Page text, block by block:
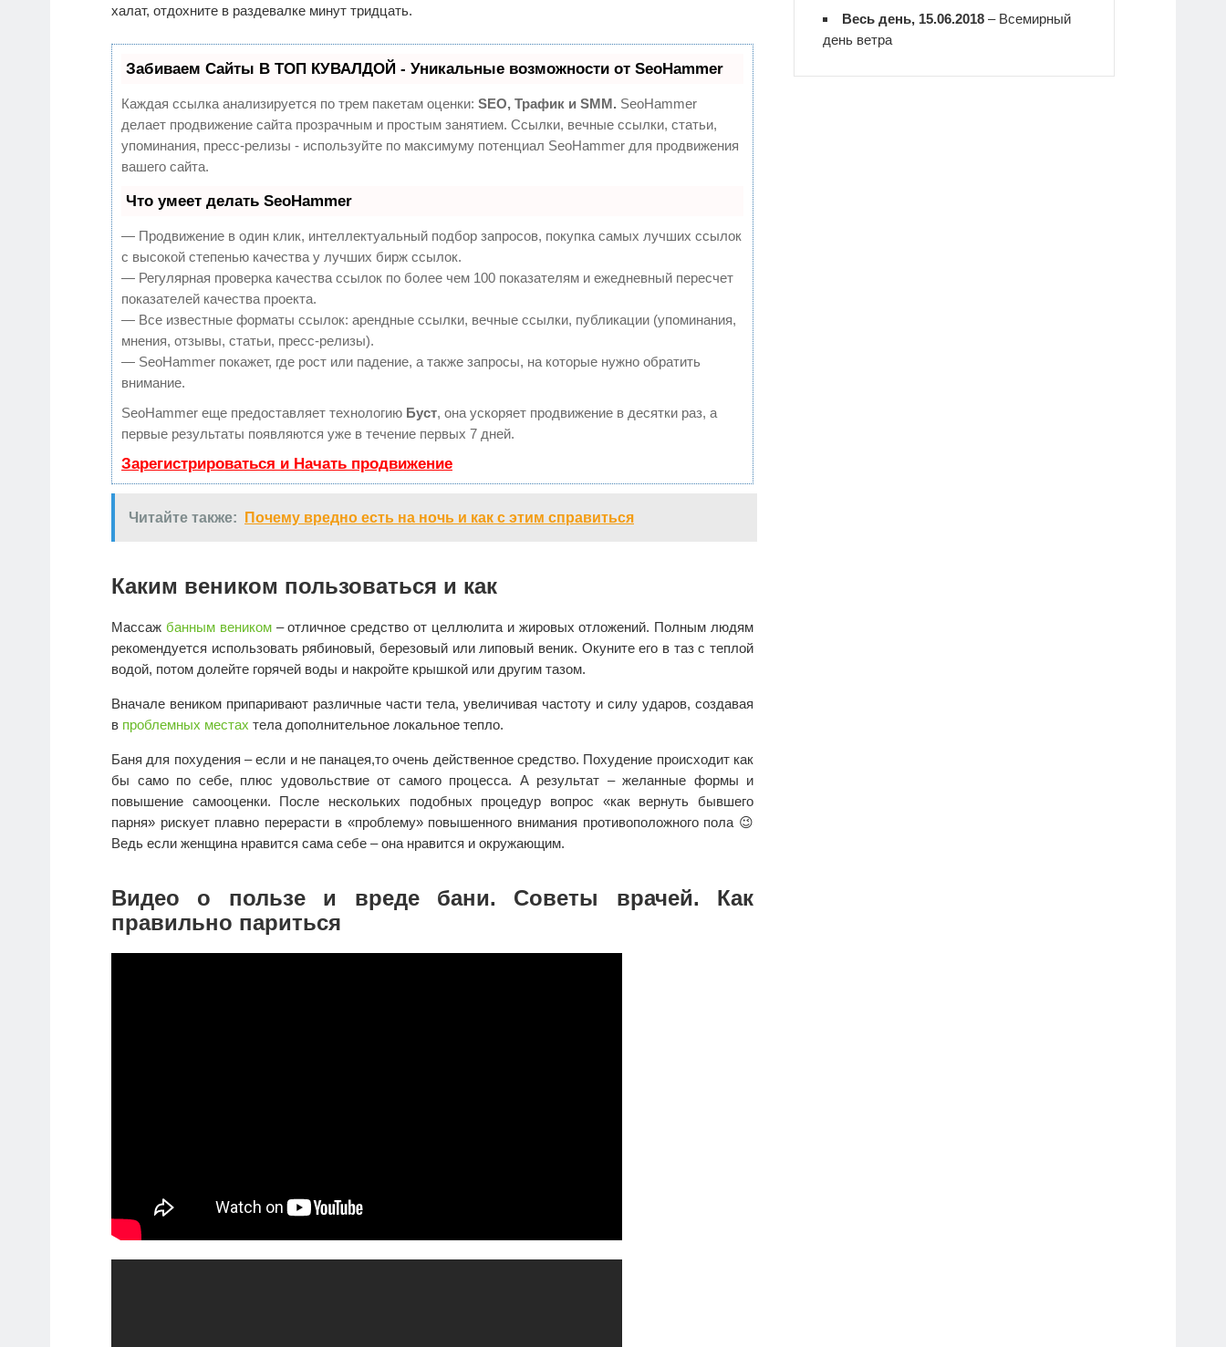
халат, отдохните в раздевалке минут тридцать.
Забиваем Сайты В ТОП КУВАЛДОЙ - Уникальные возможности от SeoHammer
Каждая ссылка анализируется по трем пакетам оценки: SEO, Трафик и SMM. SeoHammer
делает продвижение сайта прозрачным и простым занятием. Ссылки, вечные ссылки, статьи,
упоминания, пресс-релизы - используйте по максимуму потенциал SeoHammer для продвижения
вашего сайта.
Что умеет делать SeoHammer
— Продвижение в один клик, интеллектуальный подбор запросов, покупка самых лучших ссылок
с высокой степенью качества у лучших бирж ссылок.
— Регулярная проверка качества ссылок по более чем 100 показателям и ежедневный пересчет
показателей качества проекта.
— Все известные форматы ссылок: арендные ссылки, вечные ссылки, публикации (упоминания,
мнения, отзывы, статьи, пресс-релизы).
— SeoHammer покажет, где рост или падение, а также запросы, на которые нужно обратить
внимание.
SeoHammer еще предоставляет технологию Буст, она ускоряет продвижение в десятки раз, а
первые результаты появляются уже в течение первых 7 дней.
Зарегистрироваться и Начать продвижение
Читайте также: Почему вредно есть на ночь и как с этим справиться
Каким веником пользоваться и как
Массаж банным веником– отличное средство от целлюлита и жировых отложений. Полным людям
рекомендуется использовать рябиновый, березовый или липовый веник. Окуните его в таз с теплой
водой, потом долейте горячей воды и накройте крышкой или другим тазом.
Вначале веником припаривают различные части тела, увеличивая частоту и силу ударов, создавая
в проблемных местах тела дополнительное локальное тепло.
Баня для похудения – если и не панацея,то очень действенное средство. Похудение происходит как
бы само по себе, плюс удовольствие от самого процесса. А результат – желанные формы и
повышение самооценки. После нескольких подобных процедур вопрос «как вернуть бывшего
парня» рискует плавно перерасти в «проблему» повышенного внимания противоположного пола 😉
Ведь если женщина нравится сама себе – она нравится и окружающим.
Видео о пользе и вреде бани. Советы врачей. Как
правильно париться
Весь день, 15.06.2018 – Всемирный
день ветра